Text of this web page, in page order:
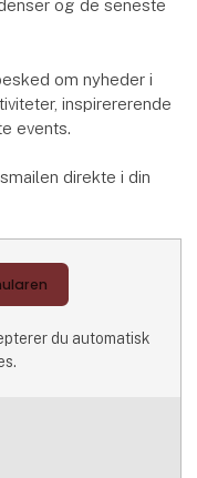
og de seneste
om nyheder i
inspirererende
events.
direkte i din
du automatisk